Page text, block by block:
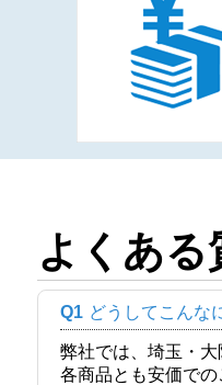
よくある
Q1 どうしてこんな
弊社では、埼玉・
各商品とも安価での